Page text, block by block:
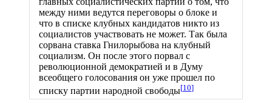
между ними ведутся переговоры о блоке и
что в списке клубных кандидатов никто из
социалистов участвовать не может. Так была
сорвана ставка Гнилорыбова на клубный
социализм. Он после этого порвал с
революционной демократией и в Думу
всеобщего голосования он уже прошел по
списку партии народной свободы[10]